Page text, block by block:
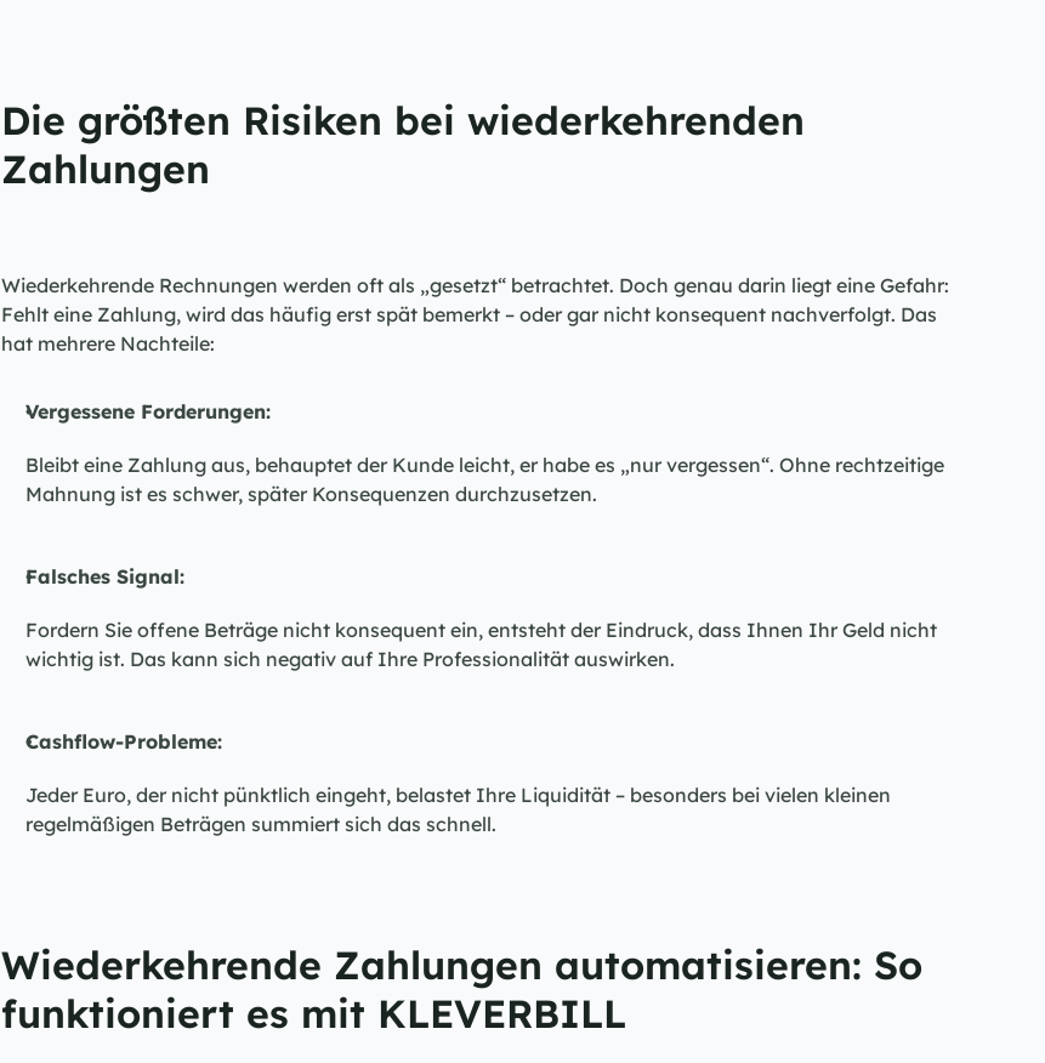
Die größten Risiken bei wiederkehrenden
Zahlungen
Wiederkehrende Rechnungen werden oft als „gesetzt“ betrachtet. Doch genau darin liegt eine Gefahr:
Fehlt eine Zahlung, wird das häufig erst spät bemerkt – oder gar nicht konsequent nachverfolgt. Das
hat mehrere Nachteile:
Vergessene Forderungen:
Bleibt eine Zahlung aus, behauptet der Kunde leicht, er habe es „nur vergessen“. Ohne rechtzeitige
Mahnung ist es schwer, später Konsequenzen durchzusetzen.
Falsches Signal:
Fordern Sie offene Beträge nicht konsequent ein, entsteht der Eindruck, dass Ihnen Ihr Geld nicht
wichtig ist. Das kann sich negativ auf Ihre Professionalität auswirken.
Cashflow-Probleme:
Jeder Euro, der nicht pünktlich eingeht, belastet Ihre Liquidität – besonders bei vielen kleinen
regelmäßigen Beträgen summiert sich das schnell.
Wiederkehrende Zahlungen automatisieren: So
funktioniert es mit KLEVERBILL